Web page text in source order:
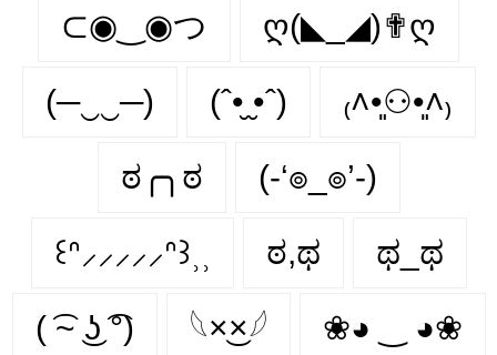
⊂◉‿◉つ ღ(◣_◢)✟ღ
(─‿‿─) (ˆ•̮ ̮•ˆ) ₍˄•͈⚇•͈˄₎
ಠ╭╮ಠ (-‘๏_๏’-)
꒰ᐢ⸝⸝⸝⸝⸝ᐢ꒱⸒⸒ ಠ,ಥ ಥ_ಥ
( ͡~ ͜ʖ ͡°) 𓆩×͜×𓆪 ❀◕ ‿ ◕❀